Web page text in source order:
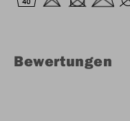
Bewertungen